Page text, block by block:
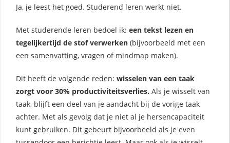
Ja, je leest het goed. Studerend leren werkt niet.
Met studerende leren bedoel ik: een tekst lezen en
tegelijkertijd de stof verwerken (bijvoorbeeld met een
een samenvatting, vragen of mindmap maken).
Dit heeft de volgende reden: wisselen van een taak
zorgt voor 30% productiviteitsverlies. Als je wisselt van
taak, blijft een deel van je aandacht bij de vorige taak
achter. Met als gevolg dat je niet al je hersencapaciteit
kunt gebruiken. Dit gebeurt bijvoorbeeld als je even